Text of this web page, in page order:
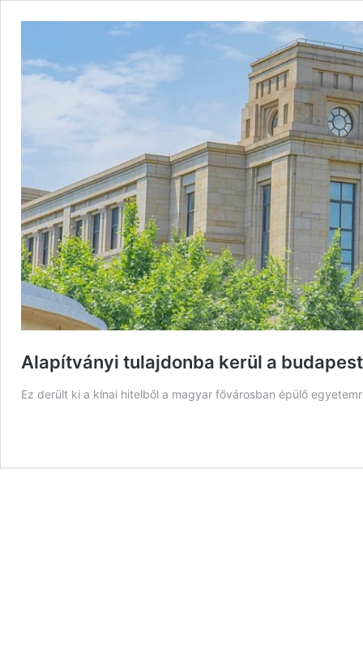
Alapítványi tulajdonba kerül a
Ez derült ki a kínai hitelből a magyar fővárosban épülő